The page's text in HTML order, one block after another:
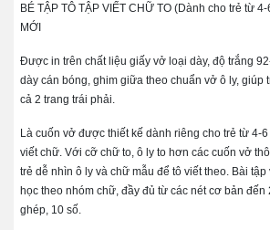
BÉ TẬP TÔ TẬP VIẾT CHỮ TO (Dành cho trẻ từ
MỚI
Được in trên chất liệu giấy vở loại dày, độ trắng
dày cán bóng, ghim giữa theo chuẩn vở ô ly, giúp
cả 2 trang trái phải.
Là cuốn vở được thiết kế dành riêng cho trẻ từ 4-
viết chữ. Với cỡ chữ to, ô ly to hơn các cuốn vở
trẻ dễ nhìn ô ly và chữ mẫu để tô viết theo. Bài
học theo nhóm chữ, đầy đủ từ các nét cơ bản đến
ghép, 10 số.